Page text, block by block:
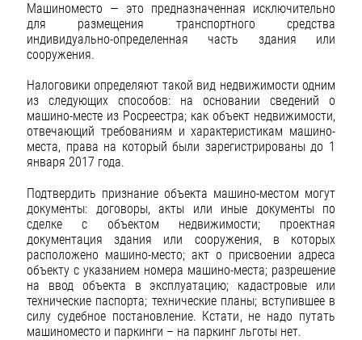
Машиноместо — это предназначенная исключительно
для размещения транспортного средства
индивидуально-определенная часть здания или
сооружения.
Налоговики определяют такой вид недвижимости одним
из следующих способов: на основании сведений о
машино-месте из Росреестра; как объект недвижимости,
отвечающий требованиям и характеристикам машино-
места, права на который были зарегистрированы до 1
января 2017 года.
Подтвердить признание объекта машино-местом могут
документы: договоры, акты или иные документы по
сделке с объектом недвижимости; проектная
документация здания или сооружения, в которых
расположено машино-место; акт о присвоении адреса
объекту с указанием номера машино-места; разрешение
на ввод объекта в эксплуатацию; кадастровые или
технические паспорта; технические планы; вступившее в
силу судебное постановление. Кстати, не надо путать
машиноместо и паркинги – на паркинг льготы нет.